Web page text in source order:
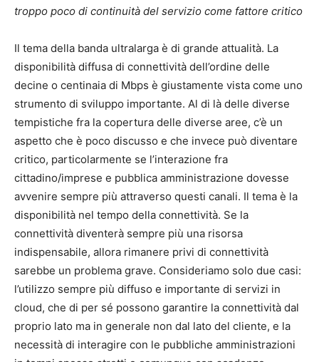
troppo poco di continuità del servizio come fattore critico
Il tema della banda ultralarga è di grande attualità. La
disponibilità diffusa di connettività dell’ordine delle
decine o centinaia di Mbps è giustamente vista come uno
strumento di sviluppo importante. Al di là delle diverse
tempistiche fra la copertura delle diverse aree, c’è un
aspetto che è poco discusso e che invece può diventare
critico, particolarmente se l’interazione fra
cittadino/imprese e pubblica amministrazione dovesse
avvenire sempre più attraverso questi canali. Il tema è la
disponibilità nel tempo della connettività. Se la
connettività diventerà sempre più una risorsa
indispensabile, allora rimanere privi di connettività
sarebbe un problema grave. Consideriamo solo due casi:
l’utilizzo sempre più diffuso e importante di servizi in
cloud, che di per sé possono garantire la connettività dal
proprio lato ma in generale non dal lato del cliente, e la
necessità di interagire con le pubbliche amministrazioni